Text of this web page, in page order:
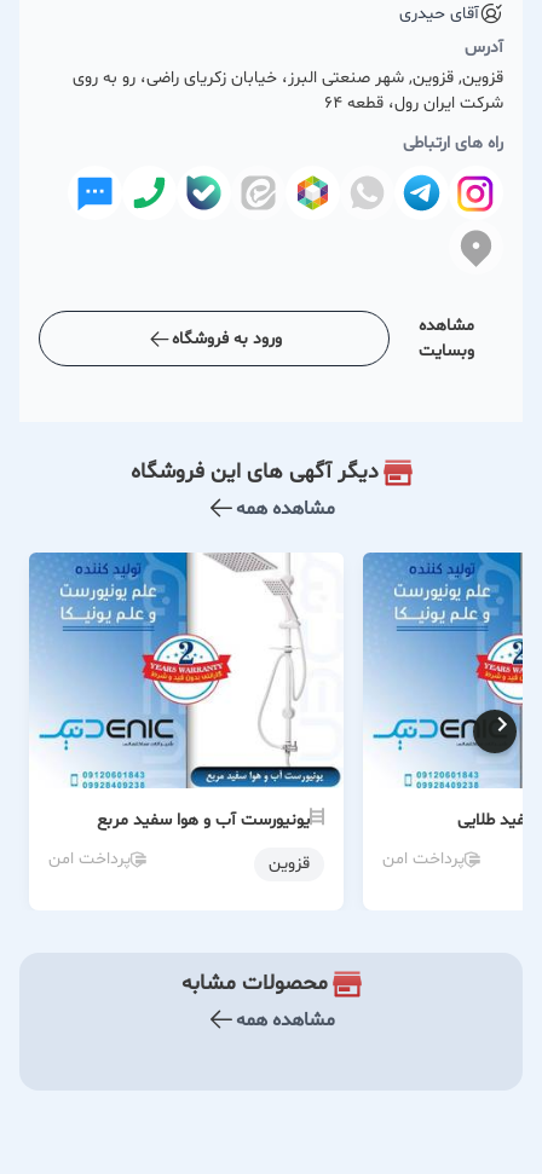
آقای حیدری
آدرس
قزوین, قزوین, شهر صنعتی البرز، خیابان زکریای راضی، رو به روی
شرکت ایران رول، قطعه 64
راه های ارتباطی
مشاهده
وبسایت
ورود به فروشگاه
دیگر آگهی های این فروشگاه
مشاهده همه
طلایی
پرداخت امن
یونیورست آب و هوا سفید مربع
قزوین
پرداخت امن
محصولات مشابه
مشاهده همه